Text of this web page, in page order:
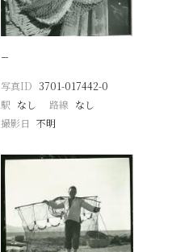
−
写真ID 3701-017442-0
駅 なし 路線 なし
撮影日 不明